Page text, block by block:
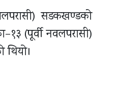
सडकखण्डको
(पूर्वी नवलपरासी)